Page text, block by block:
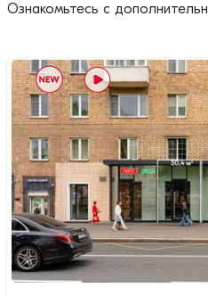
Ознакомьтесь с